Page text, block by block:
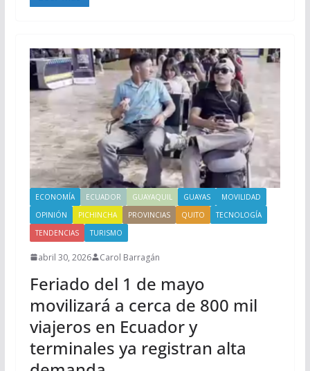
ECONOMÍA ECUADOR GUAYAQUIL GUAYAS
MOVILIDAD
OPINIÓN
PICHINCHA PROVINCIAS QUITO
TECNOLOGÍA
TENDENCIAS
TURISMO
abril 30, 2026 Carol Barragán
Feriado del 1 de mayo
movilizará a cerca de 800 mil
viajeros en Ecuador y
terminales ya registran alta